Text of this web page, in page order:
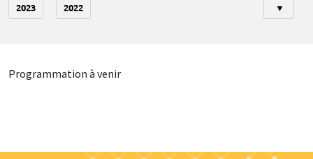
2023 2022 ▼
Programmation à venir